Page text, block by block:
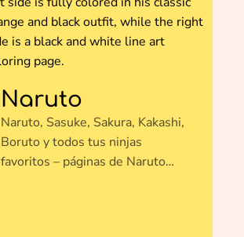
Naruto
Naruto, Sasuke, Sakura, Kakashi,
Boruto y todos tus ninjas
favoritos – páginas de Naruto